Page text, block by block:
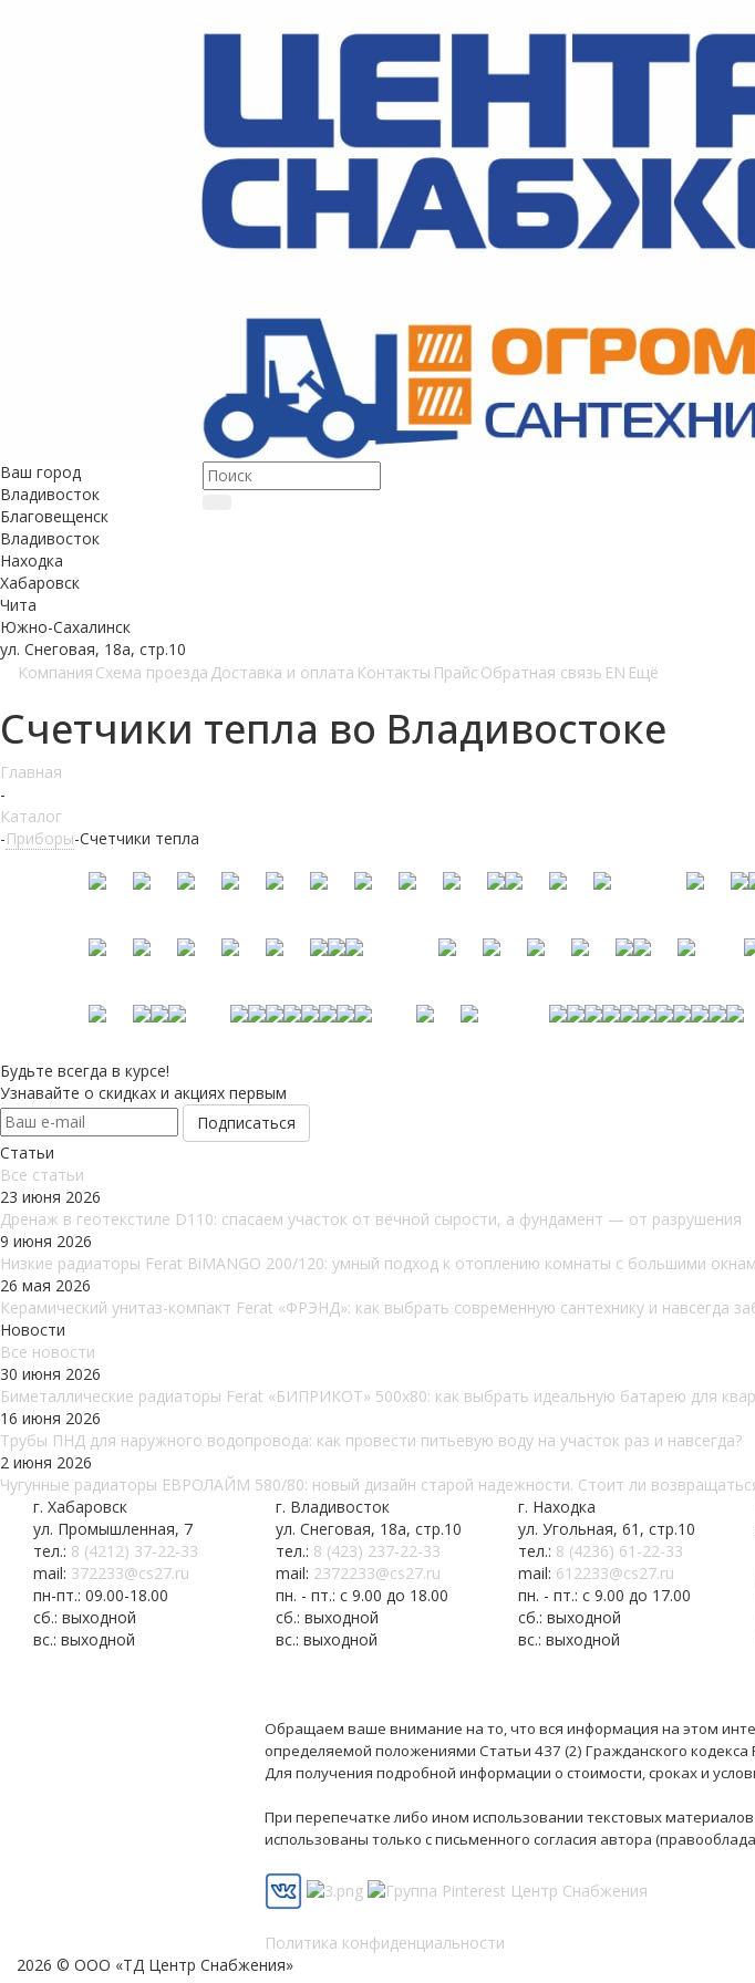
Ваш город
Владивосток
Благовещенск
Владивосток
Находка
Хабаровск
Чита
Южно-Сахалинск
ул. Снеговая, 18а, стр.10
Компания Схема проезда Доставка и оплата Контакты Прайс Обратная связь EN Ещё
Счетчики тепла во Владивостоке
Главная
-
Каталог
-Приборы-Счетчики тепла
Будьте всегда в курсе!
Узнавайте о скидках и акциях первым
Статьи
Все cтатьи
23 июня 2026
Дренаж в геотекстиле D110: спасаем участок от вечной сырости, а фундамент — от разрушения
9 июня 2026
Низкие радиаторы Ferat BiMANGO 200/120: умный подход к отоплению комнаты с большими
26 мая 2026
Керамический унитаз-компакт Ferat «ФРЭНД»: как выбрать современную сантехнику и навсегда
Новости
Все новости
30 июня 2026
Биметаллические радиаторы Ferat «БИПРИКОТ» 500x80: как выбрать идеальную батарею для
16 июня 2026
Трубы ПНД для наружного водопровода: как провести питьевую воду на участок раз и навсегда?
2 июня 2026
Чугунные радиаторы ЕВРОЛАЙМ 580/80: новый дизайн старой надежности. Стоит ли возвращаться
г. Хабаровск
ул. Промышленная, 7
тел.: 8 (4212) 37-22-33
mail: 372233@cs27.ru
пн-пт.: 09.00-18.00
сб.: выходной
вс.: выходной
г. Владивосток
ул. Снеговая, 18а, стр.10
тел.: 8 (423) 237-22-33
mail: 2372233@cs27.ru
пн. - пт.: с 9.00 до 18.00
сб.: выходной
вс.: выходной
г. Находка
ул. Угольная, 61, стр.10
тел.: 8 (4236) 61-22-33
mail: 612233@cs27.ru
пн. - пт.: с 9.00 до 17.00
сб.: выходной
вс.: выходной
Обращаем ваше внимание на то, что вся информация на этом
определяемой положениями Статьи 437 (2) Гражданского кодекса
Для получения подробной информации о стоимости, сроках и
При перепечатке либо ином использовании текстовых
использованы только с письменного согласия автора
Политика конфиденциальности
2026 © ООО «ТД Центр Снабжения»